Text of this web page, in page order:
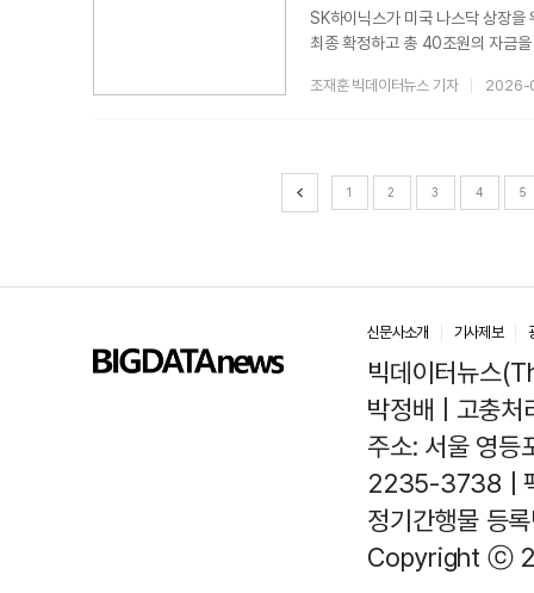
SK하이닉스가 미국 나스닥 상장
최종 확정하고 총 40조원의 자금
주식의 2.5%에 해당하는 1억
조재훈 빅데이터뉴스 기자 2026-
1 2 3 4 5
신문사소개 기사제보
빅데이터뉴스
박정배 | 고충
주소: 서울 영
2235-3738 |
정기간행물 등
Copyright ⓒ